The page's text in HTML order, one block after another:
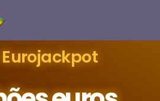
Eurojackpot